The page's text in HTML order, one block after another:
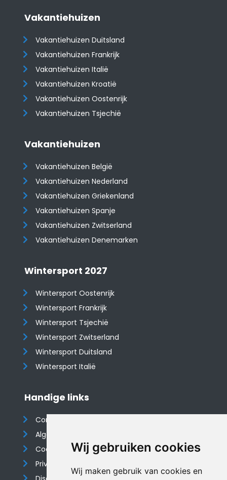
Wij gebruiken cookies
Wij maken gebruik van cookies en
Vakantiehuizen
Vakantiehuizen Duitsland
Vakantiehuizen Frankrijk
Vakantiehuizen Italië
Vakantiehuizen Kroatië
​​​​​​​Vakantiehuizen Oostenrijk
Vakantiehuizen Tsjechië
Vakantiehuizen
Vakantiehuizen België
Vakantiehuizen Nederland
Vakantiehuizen Griekenland
Vakantiehuizen Spanje
​​​​​​​Vakantiehuizen Zwitserland
Vakantiehuizen Denemarken
Wintersport 2027
Wintersport Oostenrijk
Wintersport Frankrijk
Wintersport Tsjechië
Wintersport Zwitserland
Wintersport Duitsland
Wintersport Italië
Handige links
Contact
Algemene voorwaarden
Cookieverklaring
Privacyverklaring